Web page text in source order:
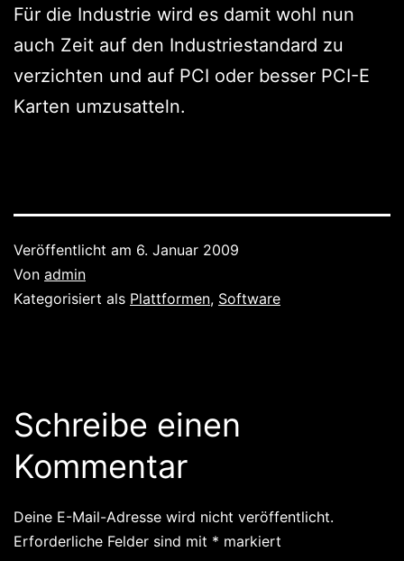
Für die Industrie wird es damit wohl nun
auch Zeit auf den Industriestandard zu
verzichten und auf PCI oder besser PCI-E
Karten umzusatteln.
Veröffentlicht am 6. Januar 2009
Von admin
Kategorisiert als Plattformen, Software
Schreibe einen
Kommentar
Deine E-Mail-Adresse wird nicht veröffentlicht.
Erforderliche Felder sind mit * markiert